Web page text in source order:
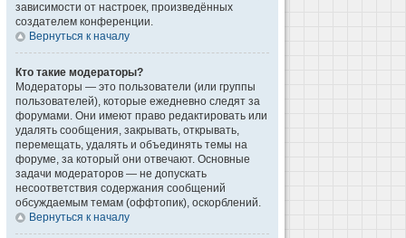
зависимости от настроек, произведённых
создателем конференции.
Вернуться к началу
Кто такие модераторы?
Модераторы — это пользователи (или группы
пользователей), которые ежедневно следят за
форумами. Они имеют право редактировать или
удалять сообщения, закрывать, открывать,
перемещать, удалять и объединять темы на
форуме, за который они отвечают. Основные
задачи модераторов — не допускать
несоответствия содержания сообщений
обсуждаемым темам (оффтопик), оскорблений.
Вернуться к началу